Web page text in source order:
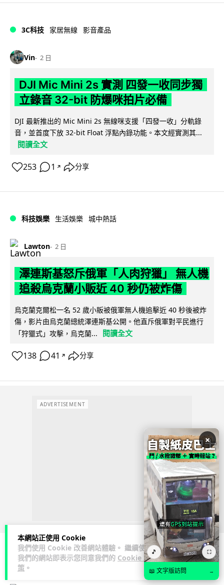
本網站正使用 Cookie
我們使用 Cookie 改善網站體驗。 繼續使用
我們的網站即表示您同意我們的 Cookie 政
策 。
3C科技 家居無線 影音產品
Vin 2 日
DJI Mic Mini 2s 實測 四發一收同步獨
立錄音 32-bit 防爆咪拍片必備
DJI 最新推出的 Mic Mini 2s 無線咪支援「四發一收」分軌錄
音，並首度下放 32-bit Float 浮點內錄功能。本文經實測其...
閱讀全文
253 1 ↗ 分享
科技娛樂 生活娛樂 城中熱話
Lawton 2 日
澤連斯基怒斥俄軍「人肉狩獵」 無人機
追殺烏克蘭小販近 40 秒仍被炸傷
烏克蘭克爾松一名 52 歲小販被俄軍無人機追擊近 40 秒後被炸
傷，影片由烏克蘭總統澤連斯基公開。他直斥俄軍對平民進行
「狩獵式」攻擊，烏克蘭...
閱讀全文
138 41 ↗ 分享
ADVERTISEMENT
人工智能
×
🎵 ⛶
📖 文字版訪問 →